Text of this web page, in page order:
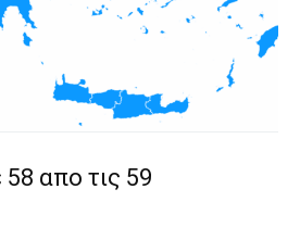
απο τις 59